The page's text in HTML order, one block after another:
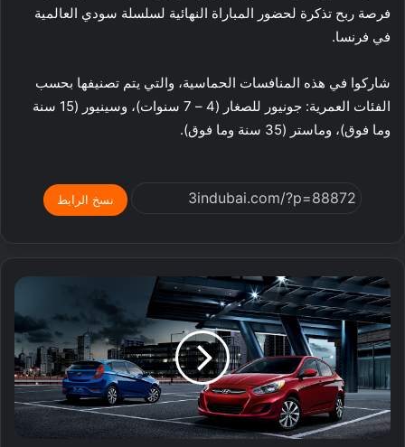
فرصة ربح تذكرة لحضور المباراة النهائية لسلسلة سودي العالمية
في فرنسا.
شاركوا في هذه المنافسات الحماسية، والتي يتم تصنيفها بحسب
الفئات العمرية: جونيور للصغار (4 – 7 سنوات)، وسينيور (15 سنة
وما فوق)، وماستر (35 سنة وما فوق).
نسخ الرابط